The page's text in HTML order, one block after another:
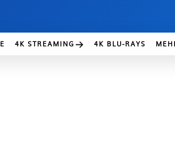
4K STREAMING 4K BLU-RAYS